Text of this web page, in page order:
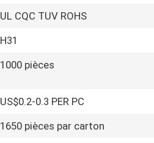
UL CQC TUV ROHS
H31
1000 pièces
US$0.2-0.3 PER PC
1650 pièces par carton